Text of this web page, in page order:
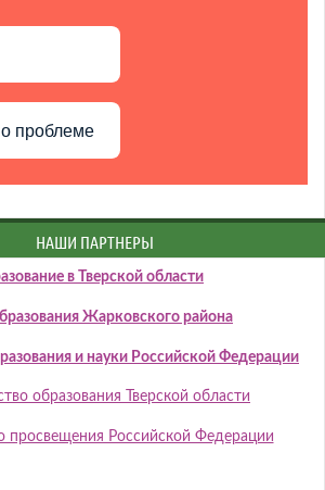
проблеме
НАШИ ПАРТНЕРЫ
в Тверской области
Жарковского района
и науки Российской Федерации
образования Тверской области
просвещения Российской Федерации